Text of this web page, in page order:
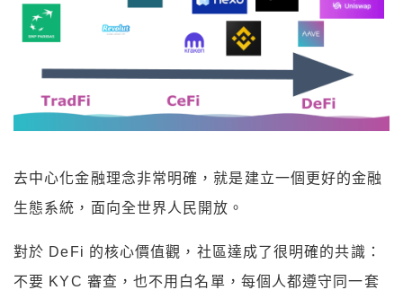
去中心化金融理念非常明確，就是建立一個更好的金融
生態系統，面向全世界人民開放。
對於 DeFi 的核心價值觀，社區達成了很明確的共識：
不要 KYC 審查，也不用白名單，每個人都遵守同一套